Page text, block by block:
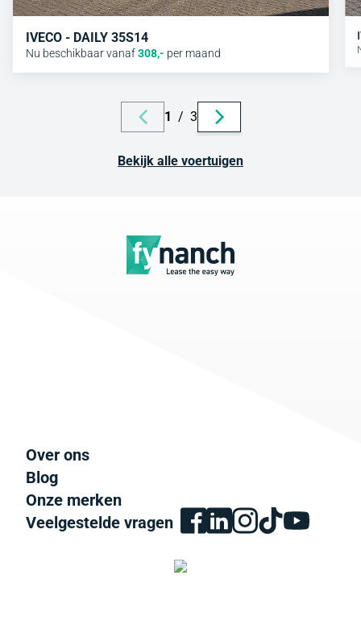
IVECO - DAILY 35S14
Nu beschikbaar vanaf308,- per maand
1 / 3
Bekijk alle voertuigen
Over ons
Blog
Onze merken
Veelgestelde vragen